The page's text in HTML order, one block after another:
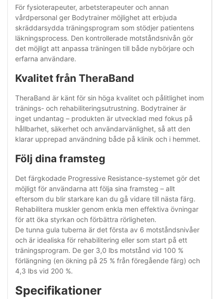
För fysioterapeuter, arbetsterapeuter och annan
vårdpersonal ger Bodytrainer möjlighet att erbjuda
skräddarsydda träningsprogram som stödjer patientens
läkningsprocess. Den kontrollerade motståndsnivån gör
det möjligt att anpassa träningen till både nybörjare och
erfarna användare.
Kvalitet från TheraBand
TheraBand är känt för sin höga kvalitet och pålitlighet inom
tränings- och rehabiliteringsutrustning. Bodytrainer är
inget undantag – produkten är utvecklad med fokus på
hållbarhet, säkerhet och användarvänlighet, så att den
klarar upprepad användning både på klinik och i hemmet.
Följ dina framsteg
Det färgkodade Progressive Resistance-systemet gör det
möjligt för användarna att följa sina framsteg – allt
eftersom du blir starkare kan du gå vidare till nästa färg.
Rehabilitera muskler genom enkla men effektiva övningar
för att öka styrkan och förbättra rörligheten.
De tunna gula tuberna är det första av 6 motståndsnivåer
och är idealiska för rehabilitering eller som start på ett
träningsprogram. De ger 3,0 lbs motstånd vid 100 %
förlängning (en ökning på 25 % från föregående färg) och
4,3 lbs vid 200 %.
Specifikationer